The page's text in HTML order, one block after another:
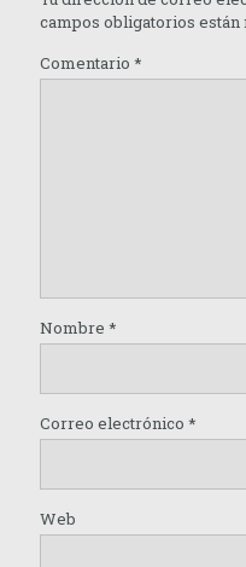
campos obligatorios están
Comentario *
Nombre *
Correo electrónico *
Web